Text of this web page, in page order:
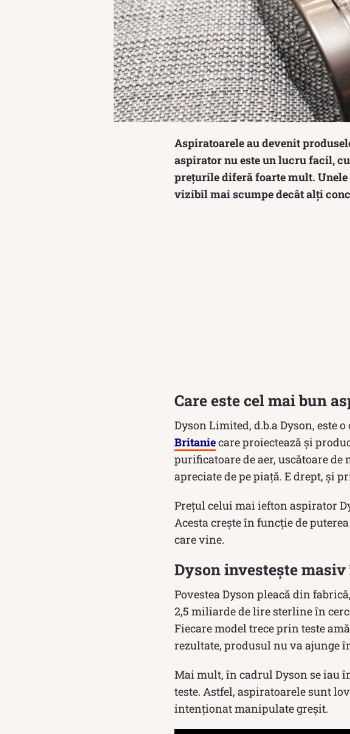
Aspiratoarele au devenit
aspirator nu este un lucru facil,
prețurile diferă foarte mult.
vizibil mai scumpe decât alți
Care este cel mai bun
Dyson Limited, d.b.a Dyson, este
Britaniecare proiectează și
purificatoare de aer, uscătoare
apreciate de pe piață. E drept, și
Prețul celui mai iefton aspirator
Acesta crește în funcție de
care vine.
Dyson investește
Povestea Dyson pleacă din
2,5 miliarde de lire sterline în
Fiecare model trece prin teste
rezultate, produsul nu va ajunge
Mai mult, în cadrul Dyson se iau
teste. Astfel, aspiratoarele sunt
intenționat manipulate greșit.